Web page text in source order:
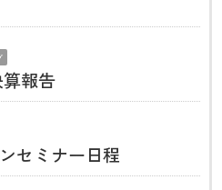
報告
セミナー日程